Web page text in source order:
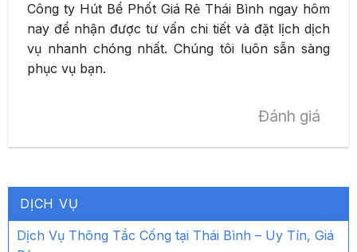
Công ty Hút Bể Phốt Giá Rẻ Thái Bình ngay hôm
nay để nhận được tư vấn chi tiết và đặt lịch dịch
vụ nhanh chóng nhất. Chúng tôi luôn sẵn sàng
phục vụ bạn.
Đánh giá
DỊCH VỤ
Dịch Vụ Thông Tắc Cống tại Thái Bình – Uy Tín, Giá